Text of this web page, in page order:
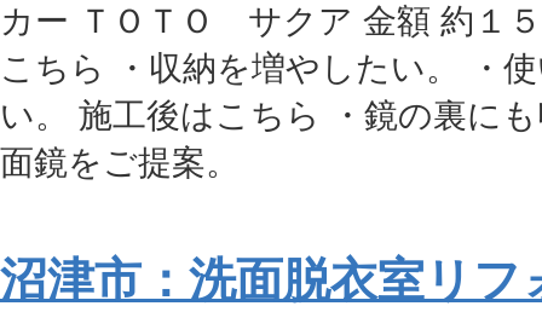
カー ＴＯＴＯ サクア 金額 約１
こちら ・収納を増やしたい。 ・
い。 施工後はこちら ・鏡の裏に
面鏡をご提案。
沼津市：洗面脱衣室リフ